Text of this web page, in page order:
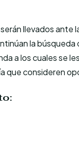
llevados ante
la búsqueda
a los cuales se
que consideren